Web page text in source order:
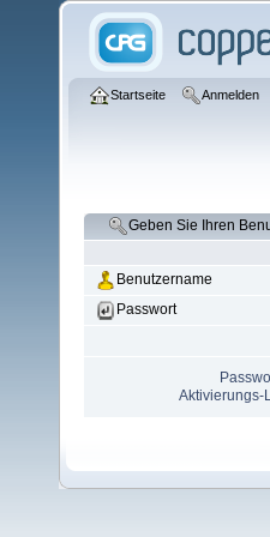
Startseite Anmelden
Geben Sie Ihren
Benutzername
Passwort
Aktivierungs-